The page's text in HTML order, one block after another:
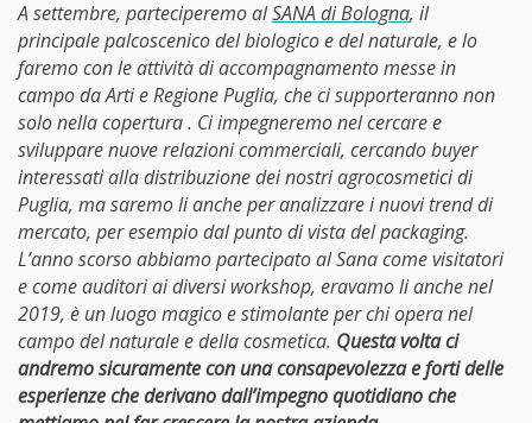
A settembre, parteciperemo alSANA di Bologna, il
principale palcoscenico del biologico e del naturale, e lo
faremo con le attività di accompagnamento messe in
campo da Arti e Regione Puglia, che ci supporteranno non
solo nella copertura . Ci impegneremo nel cercare e
sviluppare nuove relazioni commerciali, cercando buyer
interessati alla distribuzione dei nostri agrocosmetici di
Puglia, ma saremo li anche per analizzare i nuovi trend di
mercato, per esempio dal punto di vista del packaging.
L’anno scorso abbiamo partecipato al Sana come visitatori
e come auditori ai diversi workshop, eravamo li anche nel
2019, è un luogo magico e stimolante per chi opera nel
campo del naturale e della cosmetica. Questa volta ci
andremo sicuramente con una consapevolezza e forti delle
esperienze che derivano dall’impegno quotidiano che